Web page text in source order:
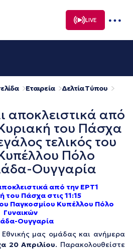
LIVE
Εταιρεία
Δελτία Τύπου
αποκλειστικά από
του Πάσχα
τελικός του
Πόλο
Ουγγαρία
από την ΕΡΤ1
του Πάσχα στις 11:15
Παγκοσμίου Κυπέλλου Πόλο
Γυναικών
Ουγγαρία
μας ομάδας και ανήμερα
20 Απριλίου. Παρακολουθείστε